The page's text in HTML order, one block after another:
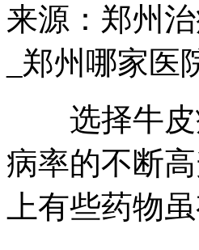
来源：郑州
_郑州哪家
选择牛皮
病率的不断
上有些药物